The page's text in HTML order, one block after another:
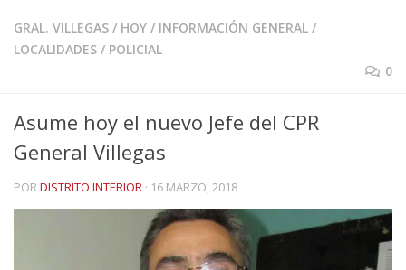
GRAL. VILLEGAS / HOY / INFORMACIÓN GENERAL /
LOCALIDADES / POLICIAL
0
Asume hoy el nuevo Jefe del CPR
General Villegas
PORDISTRITO INTERIOR · 16 MARZO, 2018